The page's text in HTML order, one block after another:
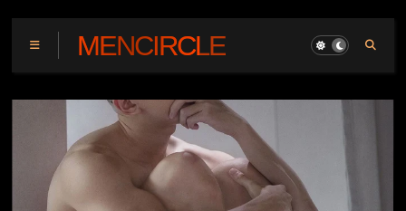
MENCIRCLE